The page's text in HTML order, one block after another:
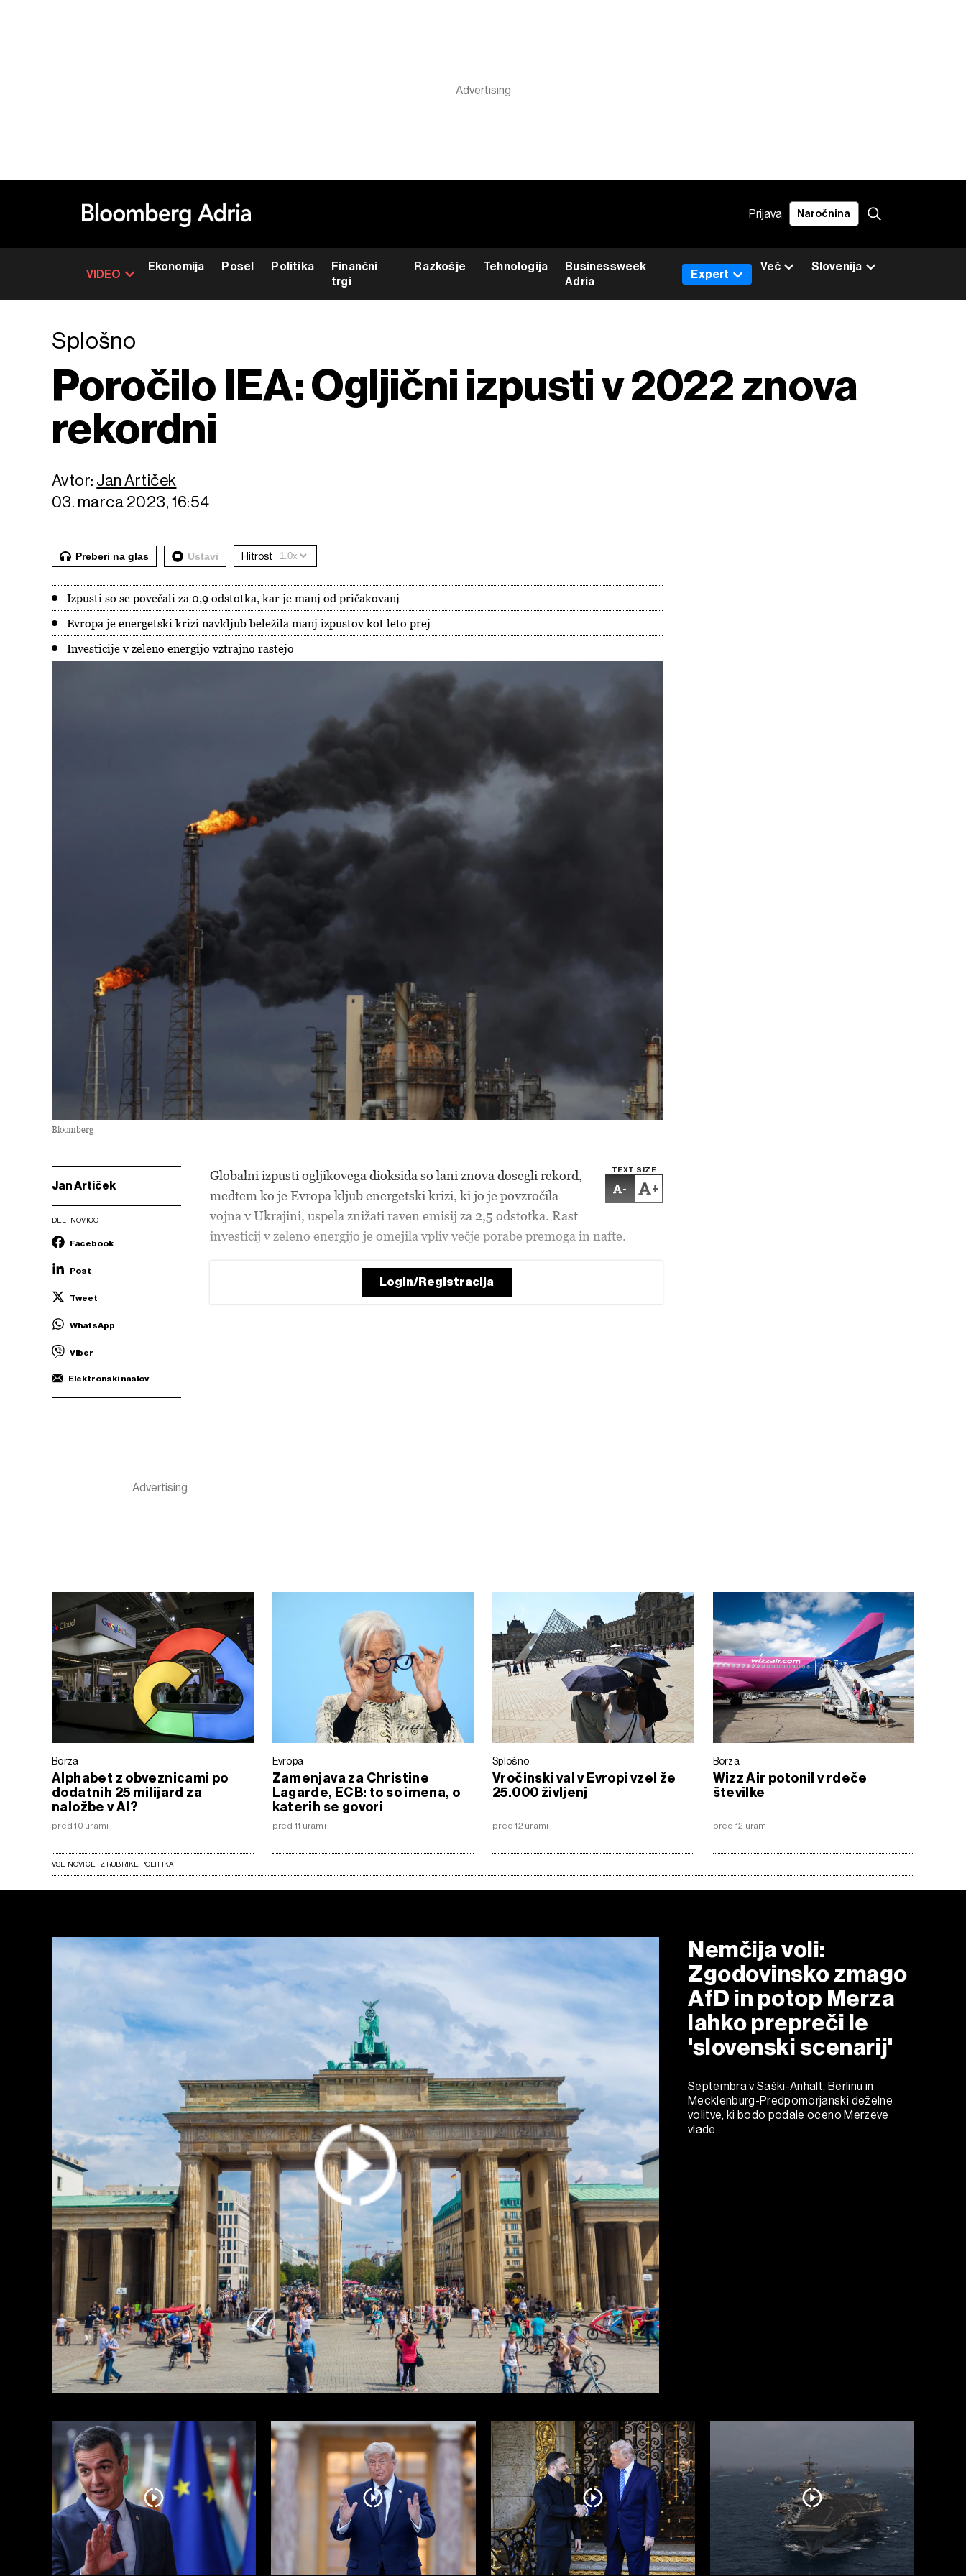
Prijava Naročnina
VIDEO
Ekonomija Posel Politika
Finančni
trgi
Razkošje Tehnologija
Businessweek
Adria
Slovenija
Expert
Več
Splošno
Poročilo IEA: Ogljični izpusti v 2022 znova
rekordni
Avtor: Jan Artiček
03. marca 2023, 16:54
Preberi na glas Ustavi Hitrost
Izpusti so se povečali za 0,9 odstotka, kar je manj od pričakovanj
Evropa je energetski krizi navkljub beležila manj izpustov kot leto prej
Investicije v zeleno energijo vztrajno rastejo
Bloomberg
Jan Artiček
DELI NOVICO
Facebook
Post
Tweet
WhatsApp
Viber
Elektronski naslov
TEXT SIZE
- +
Globalni izpusti ogljikovega dioksida so lani znova dosegli rekord,
medtem ko je Evropa kljub energetski krizi, ki jo je povzročila
vojna v Ukrajini, uspela znižati raven emisij za 2,5 odstotka. Rast
investicij v zeleno energijo je omejila vpliv večje porabe premoga in nafte.
Login/Registracija
Borza
Alphabet z obveznicami po
dodatnih 25 milijard za
naložbe v AI?
pred 10 urami
Evropa
Zamenjava za Christine
Lagarde, ECB: to so imena, o
katerih se govori
pred 11 urami
Splošno
Vročinski val v Evropi vzel že
25.000 življenj
pred 12 urami
Borza
Wizz Air potonil v rdeče
številke
pred 12 urami
VSE NOVICE IZ RUBRIKE POLITIKA
Nemčija voli:
Zgodovinsko zmago
AfD in potop Merza
lahko prepreči le
'slovenski scenarij'
Septembra v Saški-Anhalt, Berlinu in
Mecklenburg-Predpomorjanski deželne
volitve, ki bodo podale oceno Merzeve
vlade.